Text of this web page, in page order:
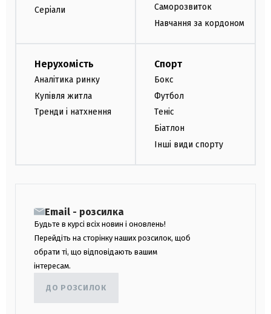
Серіали
Саморозвиток
Навчання за кордоном
Нерухомість
Аналітика ринку
Купівля житла
Тренди і натхнення
Спорт
Бокс
Футбол
Теніс
Біатлон
Інші види спорту
Email - розсилка
Будьте в курсі всіх новин і оновлень!
Перейдіть на сторінку наших розсилок, щоб
обрати ті, що відповідають вашим
інтересам.
ДО РОЗСИЛОК